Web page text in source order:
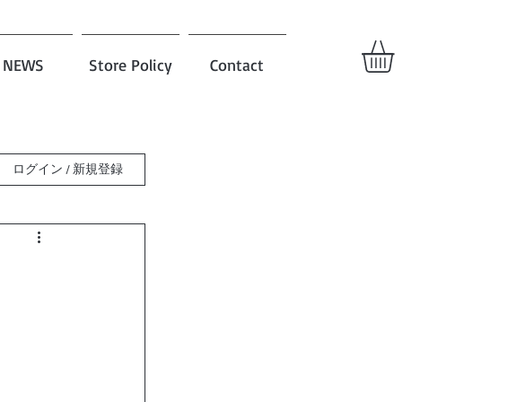
NEWS Store Policy Contact
ログイン / 新規登録